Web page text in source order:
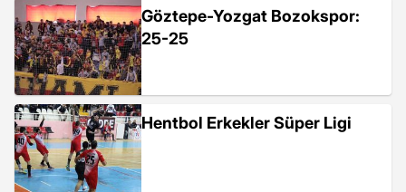
Göztepe-Yozgat Bozokspor:
25-25
Hentbol Erkekler Süper Ligi